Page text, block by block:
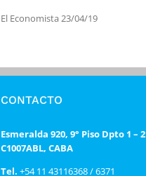
El Economista 23/04/19
CONTACTO
Esmeralda 920, 9° Piso Dpto 1 – 2
C1007ABL, CABA
Tel. +54 11 43116368 / 6371